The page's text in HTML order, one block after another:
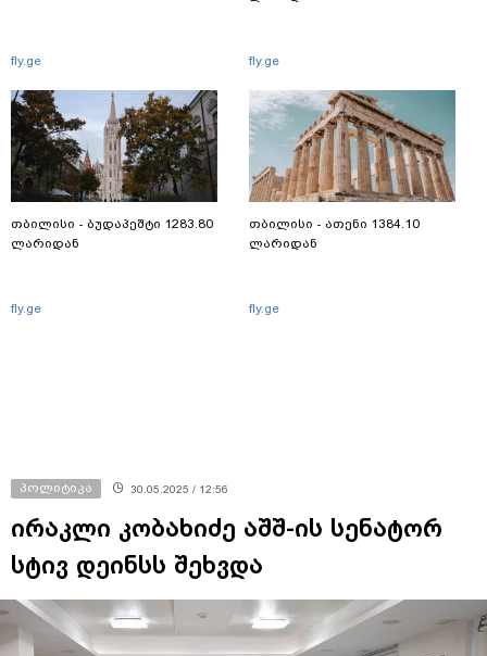
fly.ge
თბილისი - ბუდაპეშტი 1283.80
ლარიდან
fly.ge
fly.ge
თბილისი - ათენი 1384.10
ლარიდან
fly.ge
პოლიტიკა 30.05.2025 / 12:56
ირაკლი კობახიძე აშშ-ის სენატორ
სტივ დეინსს შეხვდა